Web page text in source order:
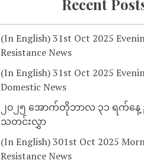
Recent
(In English) 31st Oct 2025
Resistance News
(In English) 31st Oct 2025
Domestic News
၂၀၂၅ အောက်တိုဘာလ ၃၁ ရက်နေ့
သတင်းလွှာ
(In English) 301st Oct 2025
Resistance News